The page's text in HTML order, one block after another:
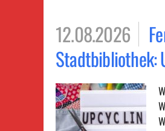
12.08.2026
Stadtbibliothek: